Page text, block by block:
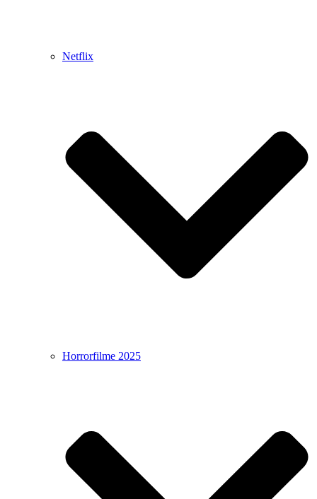
Netflix
Horrorfilme 2025